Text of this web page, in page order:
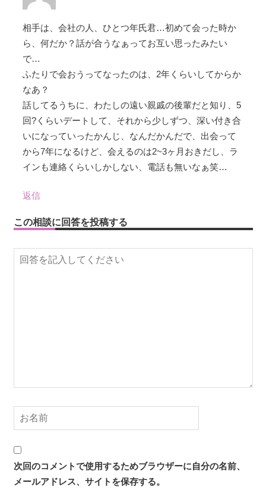
相手は、会社の人、ひとつ年氏君…初めて会った時か
ら、何だか？話が合うなぁってお互い思ったみたい
で…
ふたりで会おうってなったのは、2年くらいしてからか
なあ？
話してるうちに、わたしの遠い親戚の後輩だと知り、5
回?くらいデートして、それから少しずつ、深い付き合
いになっていったかんじ、なんだかんだで、出会って
から7年になるけど、会えるのは2~3ヶ月おきだし、ラ
インも連絡くらいしかしない、電話も無いなぁ笑…
返信
この相談に回答を投稿する
次回のコメントで使用するためブラウザーに自分の名前、
メールアドレス、サイトを保存する。